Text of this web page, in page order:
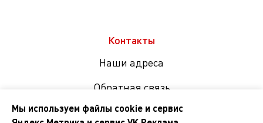
Контакты
Наши адреса
Обратная связь
Мы используем файлы cookie и сервис